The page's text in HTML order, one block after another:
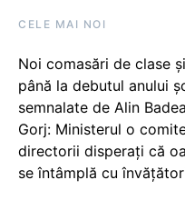
CELE MAI NOI
Noi comasări de clase
până la debutul anului
semnalate de Alin
Gorj: Ministerul o
directorii disperați că
se întâmplă cu